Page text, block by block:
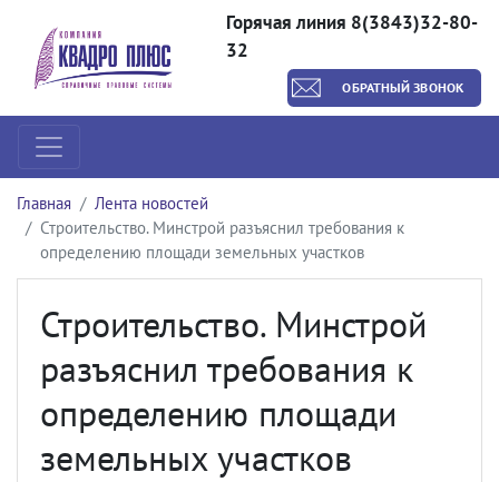
Горячая линия 8(3843)32-80-
32
ОБРАТНЫЙ ЗВОНОК
Главная
Лента новостей
Строительство. Минстрой разъяснил требования к
определению площади земельных участков
Строительство. Минстрой
разъяснил требования к
определению площади
земельных участков